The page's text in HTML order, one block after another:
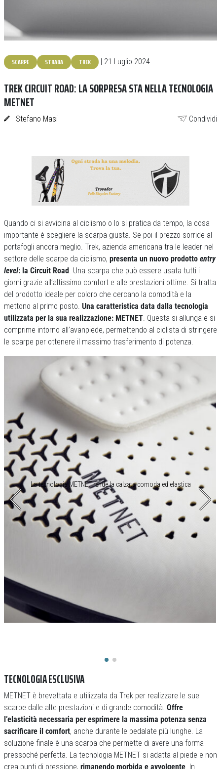
SCARPE STRADA TREK | 21 Luglio 2024
TREK CIRCUIT ROAD: LA SORPRESA STA NELLA TECNOLOGIA
METNET
Stefano Masi Condividi
Quando ci si avvicina al ciclismo o lo si pratica da tempo, la cosa
importante è scegliere la scarpa giusta. Se poi il prezzo sorride al
portafogli ancora meglio. Trek, azienda americana tra le leader nel
settore delle scarpe da ciclismo, presenta un nuovo prodotto entry
level: la Circuit Road. Una scarpa che può essere usata tutti i
giorni grazie all’altissimo comfort e alle prestazioni ottime. Si tratta
del prodotto ideale per coloro che cercano la comodità e la
mettono al primo posto. Una caratteristica data dalla tecnologia
utilizzata per la sua realizzazione: METNET. Questa si allunga e si
comprime intorno all’avanpiede, permettendo al ciclista di stringere
le scarpe per ottenere il massimo trasferimento di potenza.
La tecnologia METNET rende la calzata comoda ed elastica
TECNOLOGIA ESCLUSIVA
METNET è brevettata e utilizzata da Trek per realizzare le sue
scarpe dalle alte prestazioni e di grande comodità. Offre
l’elasticità necessaria per esprimere la massima potenza senza
sacrificare il comfort, anche durante le pedalate più lunghe. La
soluzione finale è una scarpa che permette di avere una forma
pressoché perfetta. La tecnologia METNET si adatta al piede e non
crea punti di pressione, rimanendo morbida e avvolgente. In